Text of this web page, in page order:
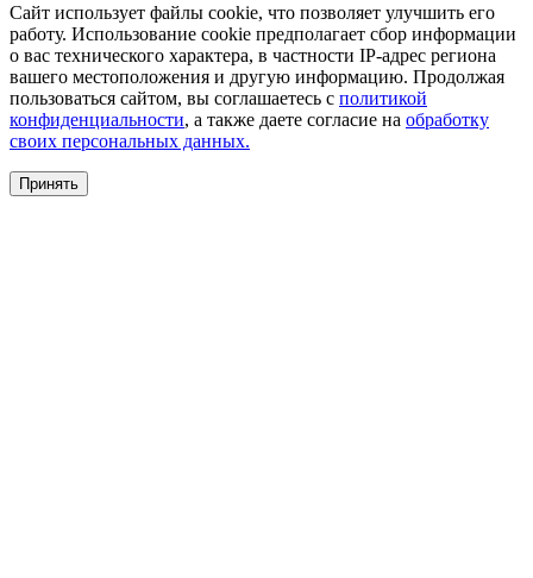
Сайт использует файлы cookie, что позволяет улучшить его
работу. Использование cookie предполагает сбор информации
о вас технического характера, в частности IP-адрес региона
вашего местоположения и другую информацию. Продолжая
пользоваться сайтом, вы соглашаетесь с политикой
конфиденциальности, а также даете согласие на обработку
своих персональных данных.
Принять